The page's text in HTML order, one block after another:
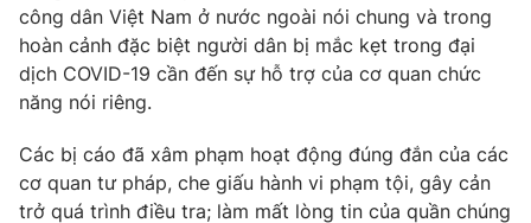
Chất lượng cuộc sống
Tuyển sinh
Học trực tuyến
Công nghệ
Hitech Công nghệ tương lai
Thị trường
Giao lưu trực tuyến
Lịch phát sóng
công dân Việt Nam ở nước ngoài nói chung và trong
hoàn cảnh đặc biệt người dân bị mắc kẹt trong đại
dịch COVID-19 cần đến sự hỗ trợ của cơ quan chức
năng nói riêng.
Các bị cáo đã xâm phạm hoạt động đúng đắn của các
cơ quan tư pháp, che giấu hành vi phạm tội, gây cản
trở quá trình điều tra; làm mất lòng tin của quần chúng